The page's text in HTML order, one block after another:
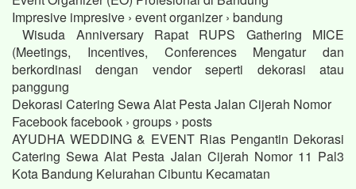
Impresive impresive › event organizer › bandung
Wisuda Anniversary Rapat RUPS Gathering MICE
(Meetings, Incentives, Conferences Mengatur dan
berkordinasi dengan vendor seperti dekorasi atau
panggung
Dekorasi Catering Sewa Alat Pesta Jalan Cijerah Nomor
Facebook facebook › groups › posts
AYUDHA WEDDING & EVENT Rias Pengantin Dekorasi
Catering Sewa Alat Pesta Jalan Cijerah Nomor 11 Pal3
Kota Bandung Kelurahan Cibuntu Kecamatan